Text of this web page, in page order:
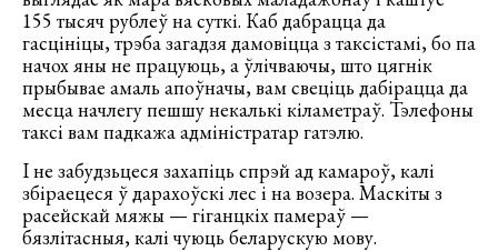
155 тысяч рублеў на суткі. Каб дабрацца да
гасцініцы, трэба загадзя дамовіцца з таксістамі, бо па
начох яны не працуюць, а ўлічваючы, што цягнік
прыбывае амаль апоўначы, вам свеціць дабірацца да
месца начлегу пешшу некалькі кіламетраў. Тэлефоны
таксі вам падкажа адміністратар гатэлю.
І не забудзьцеся захапіць спрэй ад камароў, калі
збіраецеся ў дарахоўскі лес і на возера. Маскіты з
расейскай мяжы — гіганцкіх памераў —
бязлітасныя, калі чуюць беларускую мову.